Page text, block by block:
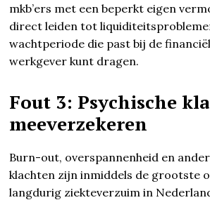
mkb’ers met een beperkt eigen
direct leiden tot
wachtperiode die past bij de
werkgever kunt dragen.
Fout 3: Psychische
meeverzekeren
Burn-out, overspannenheid en
klachten zijn inmiddels de grootste
langdurig ziekteverzuim in